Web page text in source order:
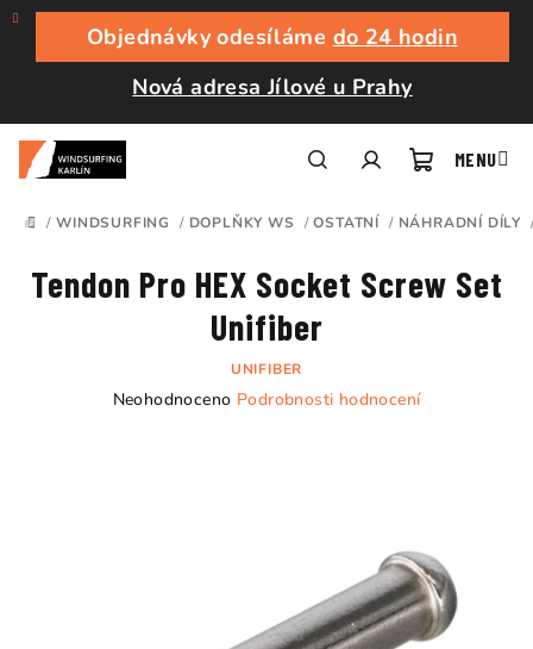
Přejít
obsah
Objednávky odesíláme do 24 hodin
Nová adresa Jílové u Prahy
košík
DOMŮ
/ WINDSURFING / DOPLŇKY WS / OSTATNÍ / NÁHRADNÍ DÍLY
Tendon Pro HEX Socket Screw Set
Unifiber
UNIFIBER
Průměrné
Neohodnoceno Podrobnosti hodnocení